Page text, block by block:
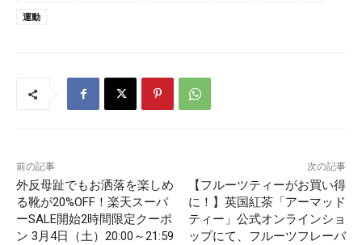
運動
前の記事
外反母趾でもお洒落を楽しめ
る靴が20%OFF！楽天スーパ
ーSALE開始2時間限定クーポ
ン 3月4日（土）20:00～21:59
次の記事
【フルーツティーがお買い得
に！】英国紅茶「アーマッド
ティー」公式オンラインショ
ップにて、フルーツフレーバ